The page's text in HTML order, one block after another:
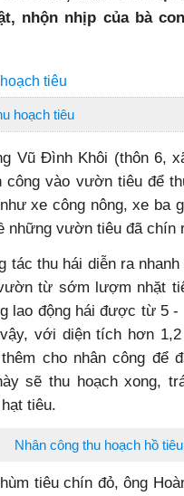
nhộn nhịp của bà
tiêu
hoạch tiêu
Vũ Đình Khôi (thôn 6,
công vào vườn tiêu để
xe công nông, xe ba
những vườn tiêu đã chín
tác thu hái diễn ra
từ sớm lượm nhặt
lao động hái được từ 5
với diện tích hơn
cho nhân công để
sẽ thu hoạch xong,
tiêu.
Nhân công thu hoạch hồ
tiêu chín đỏ, ông